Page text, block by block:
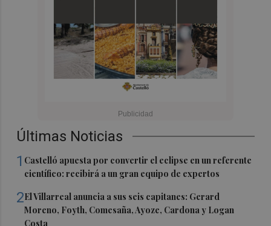
Últimas Noticias
1 Castelló apuesta por convertir el eclipse en un referente
científico: recibirá a un gran equipo de expertos
2El Villarreal anuncia a sus seis capitanes: Gerard
Moreno, Foyth, Comesaña, Ayoze, Cardona y Logan
Costa